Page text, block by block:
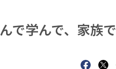
競輪
で学んで、家族で